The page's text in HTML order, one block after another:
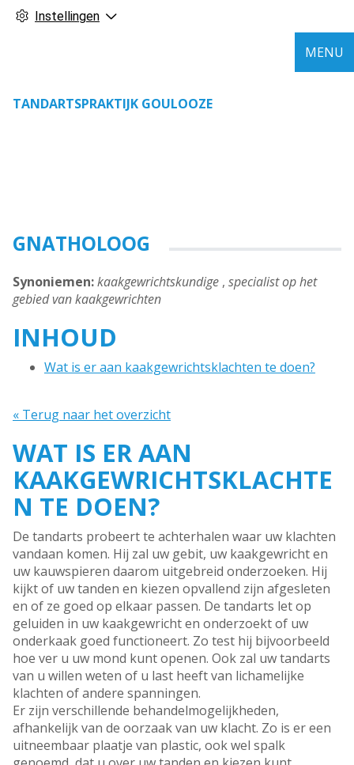
Instellingen
TANDARTSPRAKTIJK GOULOOZE
MENU
GNATHOLOOG
Synoniemen:kaakgewrichtskundige , specialist op het
gebied van kaakgewrichten
INHOUD
Wat is er aan kaakgewrichtsklachten te doen?
« Terug naar het overzicht
WAT IS ER AAN
KAAKGEWRICHTSKLACHTE
N TE DOEN?
De tandarts probeert te achterhalen waar uw klachten
vandaan komen. Hij zal uw gebit, uw kaakgewricht en
uw kauwspieren daarom uitgebreid onderzoeken. Hij
kijkt of uw tanden en kiezen opvallend zijn afgesleten
en of ze goed op elkaar passen. De tandarts let op
geluiden in uw kaakgewricht en onderzoekt of uw
onderkaak goed functioneert. Zo test hij bijvoorbeeld
hoe ver u uw mond kunt openen. Ook zal uw tandarts
van u willen weten of u last heeft van lichamelijke
klachten of andere spanningen.
Er zijn verschillende behandelmogelijkheden,
afhankelijk van de oorzaak van uw klacht. Zo is er een
uitneembaar plaatje van plastic, ook wel spalk